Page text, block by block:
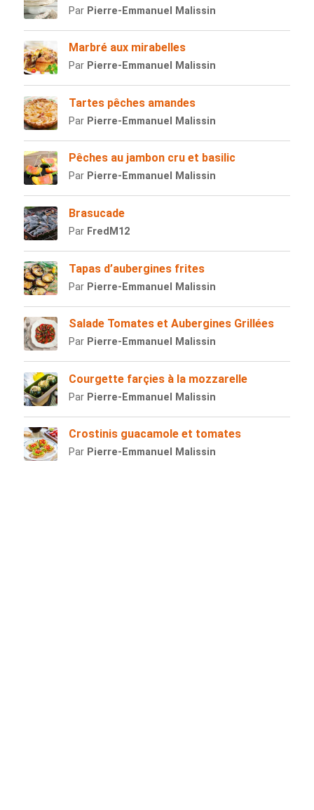
Par Pierre-Emmanuel Malissin
Marbré aux mirabelles
Par Pierre-Emmanuel Malissin
Tartes pêches amandes
Par Pierre-Emmanuel Malissin
Pêches au jambon cru et basilic
Par Pierre-Emmanuel Malissin
Brasucade
Par FredM12
Tapas d’aubergines frites
Par Pierre-Emmanuel Malissin
Salade Tomates et Aubergines Grillées
Par Pierre-Emmanuel Malissin
Courgette farçies à la mozzarelle
Par Pierre-Emmanuel Malissin
Crostinis guacamole et tomates
Par Pierre-Emmanuel Malissin